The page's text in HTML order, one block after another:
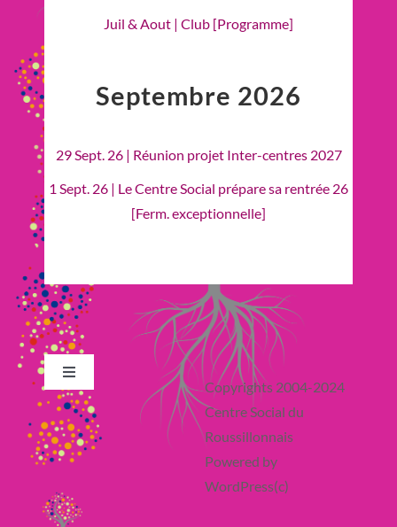
Juil & Aout | Club [Programme]
Septembre 2026
29 Sept. 26 | Réunion projet Inter-centres 2027
1 Sept. 26 | Le Centre Social prépare sa rentrée 26
[Ferm. exceptionnelle]
Toggle
Navigation
Retour en Haut
Copyrights 2004-2024
Centre Social du
Roussillonnais
Powered by
WordPress(c)